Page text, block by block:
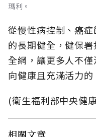
瑪利。
從慢性病控制、癌
的長期健全，健保
全網，讓更多人不
向健康且充滿活力的
(衛生福利部中央健
相關文章